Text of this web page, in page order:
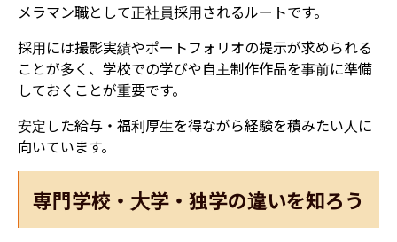
メラマン職として正社員採用されるルートです。
採用には撮影実績やポートフォリオの提示が求められる
ことが多く、学校での学びや自主制作作品を事前に準備
しておくことが重要です。
安定した給与・福利厚生を得ながら経験を積みたい人に
向いています。
専門学校・大学・独学の違いを知ろう